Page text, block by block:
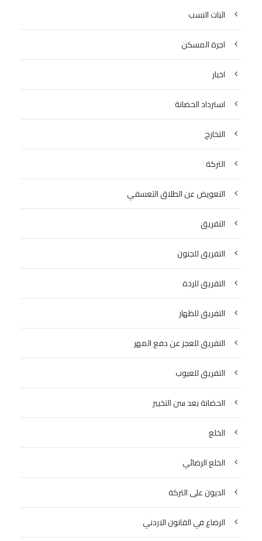
اثبات النسب
اجرة المسكن
اخبار
استرداد الحضانة
التخارج
التركة
التعويض عن الطلاق التعسفي
التفريق
التفريق للجنون
التفريق للردة
التفريق للظهار
التفريق للعجز عن دفع المهر
التفريق للعيوب
الحضانة بعد سن التخيير
الخلع
الخلع الرضائي
الديون على التركة
الرضاع في القانون الاردني